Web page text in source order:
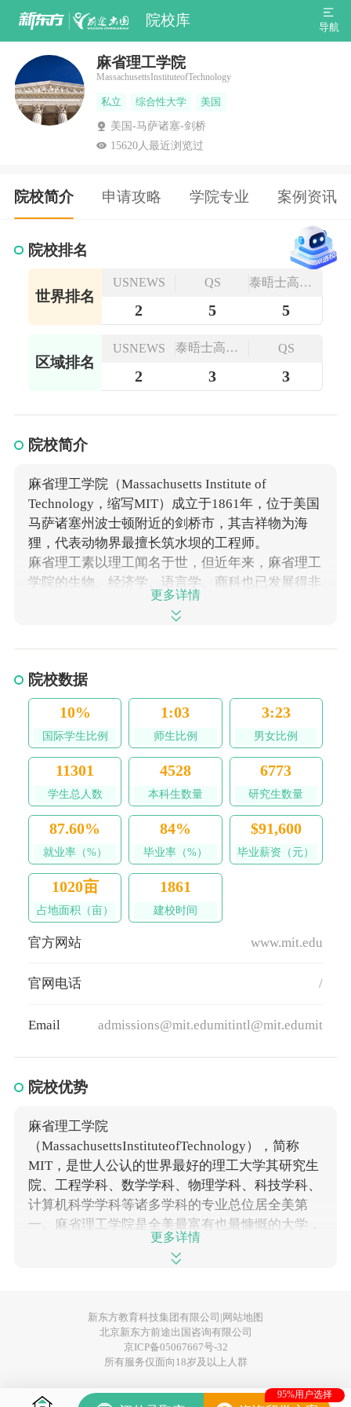
院校库 导航
麻省理工学院
MassachusettsInstituteofTechnology
私立 综合性大学 美国
美国-马萨诸塞-剑桥
15620人最近浏览过
院校简介 申请攻略 学院专业 案例资讯
院校排名
世界排名
USNEWS
2
QS
5
泰晤士高等
5
区域排名
USNEWS
2
泰晤士高等
3
QS
3
院校简介
麻省理工学院（Massachusetts Institute of
Technology，缩写MIT）成立于1861年，位于美国
马萨诸塞州波士顿附近的剑桥市，其吉祥物为海
狸，代表动物界最擅长筑水坝的工程师。
麻省理工素以理工闻名于世，但近年来， 麻省理工
学院的生物、经济学、语言学、商科也已发展得非
常强。其斯隆商学院被列入美国商学院的“Magic
7”之中，生物则与哈佛办有联合教学及研究所。
术，1930年代起后逐渐向综合性大学发展，并于
1934年获选为美国大学协会的一员。
更多详情
院校数据
10%
国际学生比例
1:03
师生比例
3:23
男女比例
11301
学生总人数
4528
本科生数量
6773
研究生数量
87.60%
就业率（%）
84%
毕业率（%）
$91,600
毕业薪资（元）
1020亩
占地面积（亩）
1861
建校时间
官方网站 www.mit.edu
官网电话 /
Email
院校优势
麻省理工学院
（MassachusettsInstituteofTechnology），简称
MIT，是世人公认的世界最好的理工大学其研究生
院、工程学科、数学学科、物理学科、科技学科、
计算机科学学科等诸多学科的专业总位居全美第
一。麻省理工学院是全美最富有也最慷慨的大学，
所有家庭年收入低于75000美金的学生一旦被录
更多详情
新东方教育科技集团有限公司| 网站地图
北京新东方前途出国咨询有限公司
京ICP备05067667号-32
所有服务仅面向18岁及以上人群
95%用户选择